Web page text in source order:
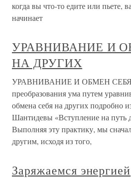
когда вы что-то едите или пьете,
начинает
УРАВНИВАНИЕ И
НА ДРУГИХ
УРАВНИВАНИЕ И ОБМЕН
преобразования ума путем
обмена себя на других подробно
Шантидевы «Вступление на путь
Выполняя эту практику, мы
другим, исходя из того,
Заряжаемся энергией